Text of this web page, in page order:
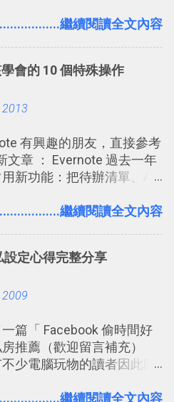
落長？專案管理的5個關鍵
我的 Trello GTD 方法範例看
成長期記憶。 舉例來說我今
快要忘記可能變成相隔一
長到可能半個月；那時候
憶長度！就這樣反覆慢慢
，就能讓一個東西成為腦
記憶。 問題是，當我們一
個考試問題時，自己手動進
片，自動規劃要延期複習
自動產生記憶練習題，這
受好評的，或許就是今天
繼續閱讀全文內容
會的 10 個特殊操作
2013
有興趣的朋友，直接參考
文章 ： Evernote 過去一年
新功能：把待辦清單、AI
把不同筆記中的待辦清單統
錄連結、錨點連結，整理
案例分享 新功能教學： 會
！我常用兩個 Evernote AI
新增類似 Google 文件的
」多人同步編輯功能
繼續閱讀全文內容
定心得完整分享
2009
篇「 Facebook 偷時間好
推薦（歡迎留言補充）
不少電腦玩物的讀者因此開
實是目前最好的社群、社
繼續閱讀全文內容